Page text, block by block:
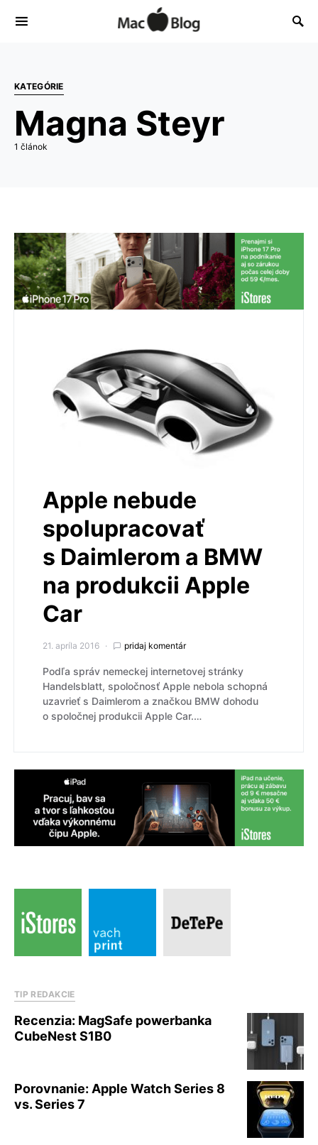
KATEGÓRIE
Magna Steyr
1 článok
Apple nebude
spolupracovať
s Daimlerom a BMW
na produkcii Apple
Car
21. apríla 2016 pridaj komentár
Podľa správ nemeckej internetovej stránky
Handelsblatt, spoločnosť Apple nebola schopná
uzavrieť s Daimlerom a značkou BMW dohodu
o spoločnej produkcii Apple Car.…
TIP REDAKCIE
Recenzia: MagSafe powerbanka
CubeNest S1B0
Porovnanie: Apple Watch Series 8
vs. Series 7